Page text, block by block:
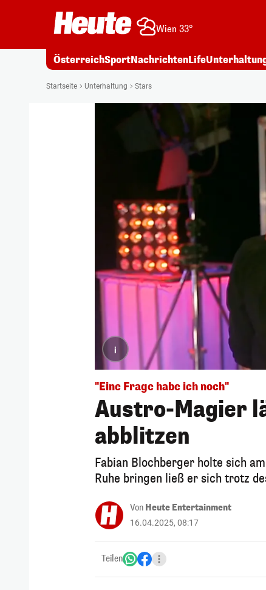
Wien 33°
ÖsterreichSportNachrichtenLife
Startseite Unterhaltung Stars
i
"Eine Frage habe ich noch"
Austro-Magier
abblitzen
Fabian Blochberger holte sich
Ruhe bringen ließ er sich trotz
Von Heute Entertainment
16.04.2025, 08:17
Teilen